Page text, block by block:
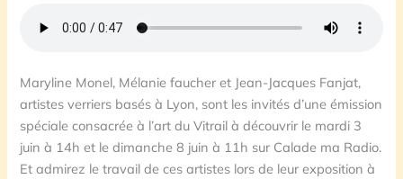
Maryline Monel, Mélanie faucher et Jean-Jacques Fanjat,
artistes verriers basés à Lyon, sont les invités d’une émission
spéciale consacrée à l’art du Vitrail à découvrir le mardi 3
juin à 14h et le dimanche 8 juin à 11h sur Calade ma Radio.
Et admirez le travail de ces artistes lors de leur exposition à